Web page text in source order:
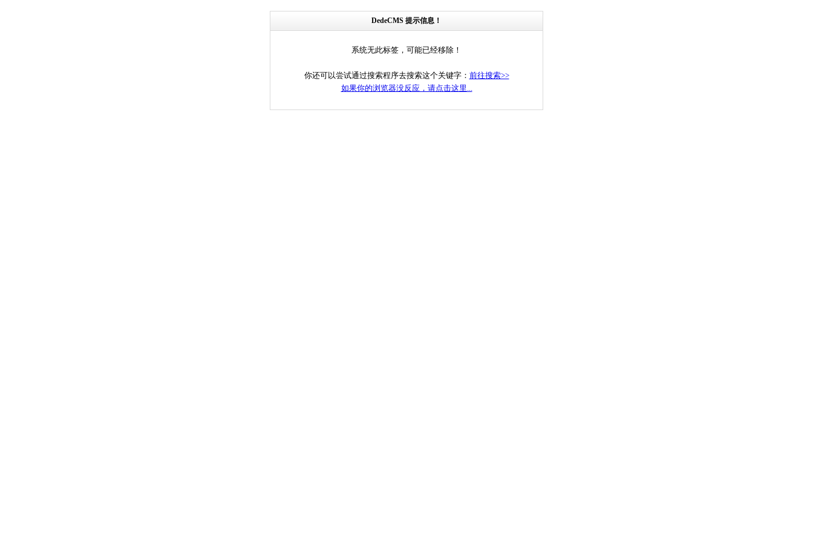
DedeCMS 提示信息！
系统无此标签，可能已经移除！
你还可以尝试通过搜索程序去搜索这个关键字： 前往搜索>>
如果你的浏览器没反应，请点击这里...